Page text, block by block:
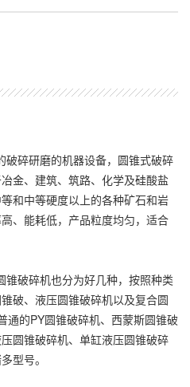
碎研磨的机器设备，圆锥式破碎
金、建筑、筑路、化学及硅酸盐
和中等硬度以上的各种矿石和岩
、能耗低，产品粒度均匀，适合
破碎机也分为好几种，按照种类
破、液压圆锥破碎机以及复合圆
通的PY圆锥破碎机、西蒙斯圆锥破
圆锥破碎机、单缸液压圆锥破碎
型号。